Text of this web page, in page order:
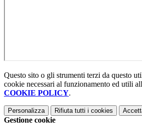
Questo sito o gli strumenti terzi da questo
cookie necessari al funzionamento ed utili
COOKIE POLICY.
Personalizza Rifiuta tutti i cookies
Gestione cookie